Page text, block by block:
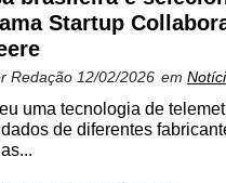
Startup
Redação 12/02/2026 em
uma tecnologia de
de diferentes